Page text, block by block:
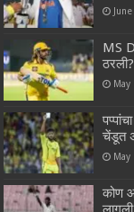
MS
May
चेंडूत
May
कोण